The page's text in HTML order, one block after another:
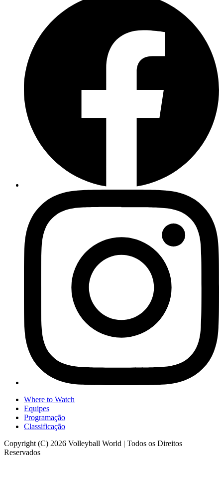
Where to Watch
Equipes
Programação
Classificação
Copyright (C) 2026 Volleyball World | Todos os Direitos
Reservados